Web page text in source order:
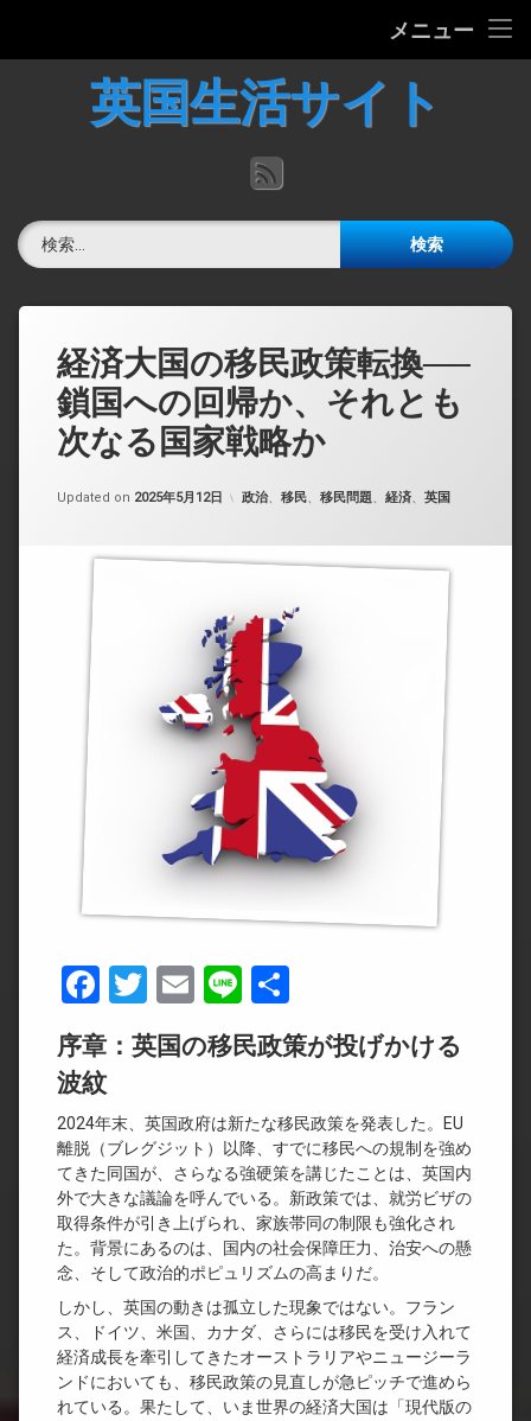
メニュー
英国の文化について
掲示板
英国生活サイト
RSS
経済大国の移民政策転換──
鎖国への回帰か、それとも
次なる国家戦略か
Updated on 2025年5月12日 カテゴリー:
政治、 移民、 移民問題、 経済、 英国
Facebook
Twitter
Email
Line
有
序章：英国の移民政策が投げかける
波紋
2024年末、英国政府は新たな移民政策を発表した。EU
離脱（ブレグジット）以降、すでに移民への規制を強め
てきた同国が、さらなる強硬策を講じたことは、英国内
外で大きな議論を呼んでいる。新政策では、就労ビザの
取得条件が引き上げられ、家族帯同の制限も強化され
た。背景にあるのは、国内の社会保障圧力、治安への懸
念、そして政治的ポピュリズムの高まりだ。
しかし、英国の動きは孤立した現象ではない。フラン
ス、ドイツ、米国、カナダ、さらには移民を受け入れて
経済成長を牽引してきたオーストラリアやニュージーラ
ンドにおいても、移民政策の見直しが急ピッチで進めら
れている。果たして、いま世界の経済大国は「現代版の